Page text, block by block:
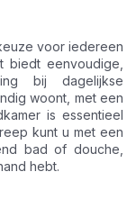
voor iedereen
biedt eenvoudige,
bij dagelijkse
woont, met een
is essentieel
kunt u met een
bad of douche,
hebt.